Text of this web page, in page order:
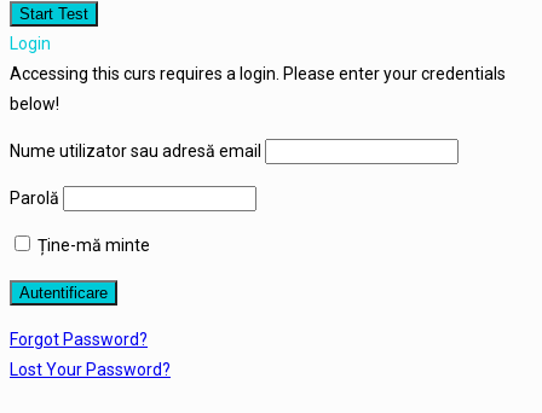
Login
Accessing this curs requires a login. Please enter your credentials
below!
Nume utilizator sau adresă email
Parolă
Ține-mă minte
Forgot Password?
Lost Your Password?